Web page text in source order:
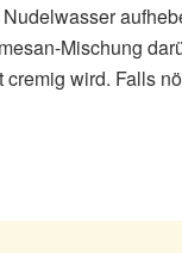
Mischung
wird. Falls